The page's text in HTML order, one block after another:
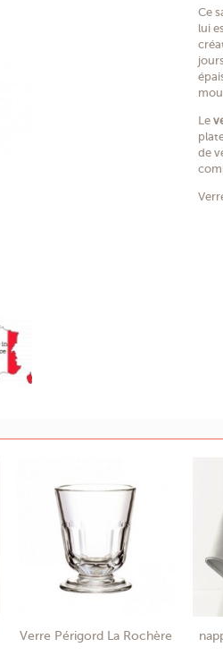
Ce
lui
Le
de
Verre Périgord La Rochère